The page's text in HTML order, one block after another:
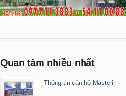
Quan tâm nhiều nhất
Thông tin căn hộ Masteri